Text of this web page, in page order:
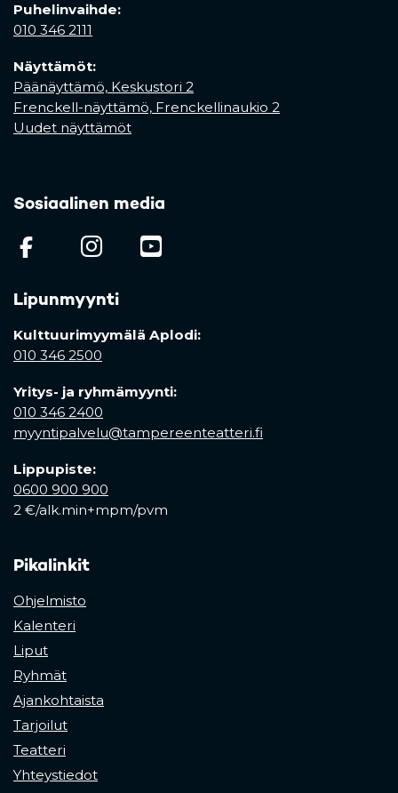
Puhelinvaihde:
010 346 2111
Näyttämöt:
Päänäyttämö, Keskustori 2
Frenckell-näyttämö, Frenckellinaukio 2
Uudet näyttämöt
Sosiaalinen media
(opens in a new tab)
(opens in a new tab)
Lipunmyynti
Kulttuurimyymälä Aplodi:
010 346 2500
Yritys- ja ryhmämyynti:
010 346 2400
myyntipalvelu@tampereenteatteri.fi
Lippupiste:
0600 900 900
2 €/alk.min+mpm/pvm
Pikalinkit
Ohjelmisto
Kalenteri
Liput
Ryhmät
Ajankohtaista
Tarjoilut
Teatteri
Yhteystiedot